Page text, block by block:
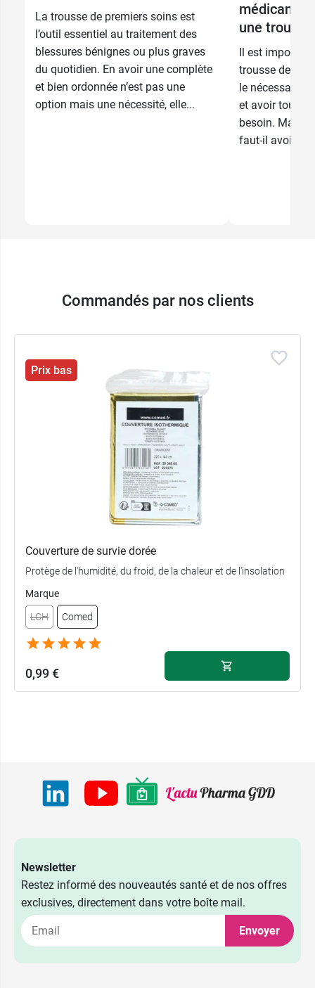
La trousse de premiers soins est
l’outil essentiel au traitement des
blessures bénignes ou plus graves
du quotidien. En avoir une complète
et bien ordonnée n’est pas une
option mais une nécessité, elle...
une
Il est
trousse de
le nécessaire
et avoir tout
besoin. Mais
faut-il avoir
Commandés par nos clients
Prix bas
Couverture de survie dorée
Protège de l'humidité, du froid, de la chaleur et de l'insolation
Marque
LCH Comed
0,99 €
Newsletter
Restez informé des nouveautés santé et de nos offres
exclusives, directement dans votre boîte mail.
Envoyer